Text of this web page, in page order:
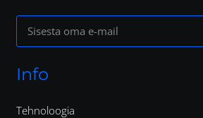
Info
Tehnoloogia